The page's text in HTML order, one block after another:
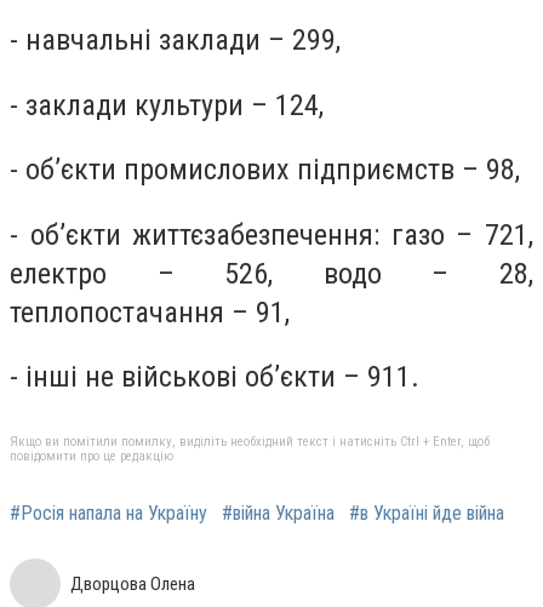
- навчальні заклади – 299,
- заклади культури – 124,
- об’єкти промислових підприємств – 98,
- об’єкти життєзабезпечення: газо – 721,
електро – 526, водо – 28,
теплопостачання – 91,
- інші не військові об’єкти – 911.
Якщо ви помітили помилку, виділіть необхідний текст і натисніть Ctrl + Enter, щоб
повідомити про це редакцію
#Росія напала на Україну #війна Україна #в Україні йде війна
Дворцова Олена